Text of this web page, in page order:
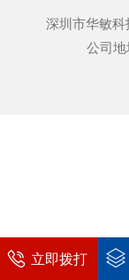
深圳市华
公司
立即拨打